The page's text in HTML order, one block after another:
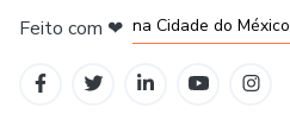
Feito com ❤ na Cidade do México